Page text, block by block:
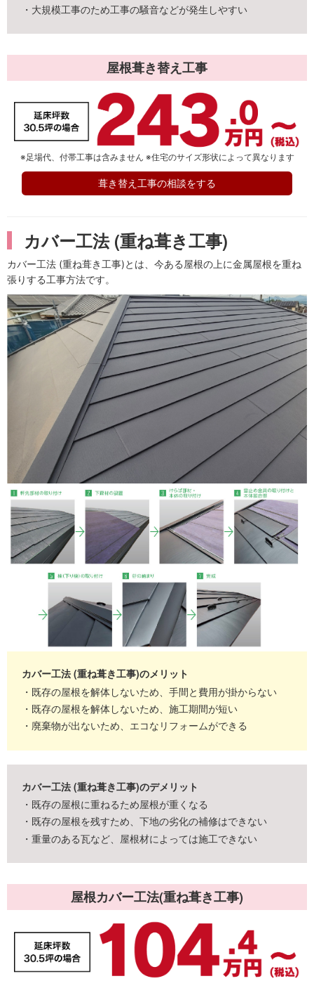
・大規模工事のため工事の騒音などが発生しやすい
屋根葺き替え工事
※足場代、付帯工事は含みません ※住宅のサイズ形状によって異なります
葺き替え工事の相談をする
カバー工法 (重ね葺き工事)
カバー工法 (重ね葺き工事)とは、今ある屋根の上に金属屋根を重ね
張りする工事方法です。
カバー工法 (重ね葺き工事)のメリット
・既存の屋根を解体しないため、手間と費用が掛からない
・既存の屋根を解体しないため、施工期間が短い
・廃棄物が出ないため、エコなリフォームができる
カバー工法 (重ね葺き工事)のデメリット
・既存の屋根に重ねるため屋根が重くなる
・既存の屋根を残すため、下地の劣化の補修はできない
・重量のある瓦など、屋根材によっては施工できない
屋根カバー工法(重ね葺き工事)